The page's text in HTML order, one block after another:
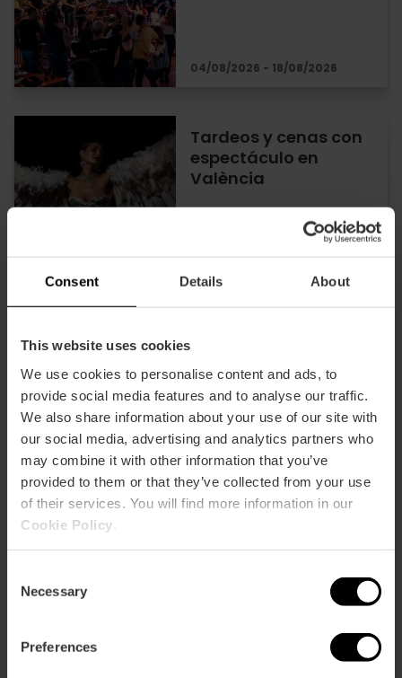
Consent Details About
This website uses cookies
We use cookies to personalise content and ads, to
provide social media features and to analyse our traffic.
We also share information about your use of our site with
our social media, advertising and analytics partners who
may combine it with other information that you’ve
provided to them or that they’ve collected from your use
of their services. You will find more information in our
Cookie Policy
Selection
Necessary
Preferences
04/08/2026 - 18/08/2026
Tardeos y cenas con
espectáculo en
València
01/08/2026 - 30/08/2026
Indiano de València
10/06/2026 - 30/08/2026
29/07/2026 - 31/08/2026